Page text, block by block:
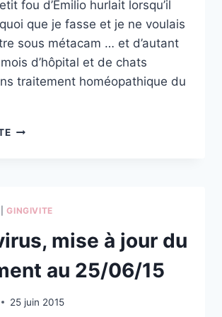
fou d’Emilio hurlait lorsqu’il
que je fasse et je ne voulais
sous métacam … et d’autant
mois d’hôpital et de chats
traitement homéopathique du
TRAITER
|GINGIVITE
mise à jour du
au 25/06/15
25 juin 2015